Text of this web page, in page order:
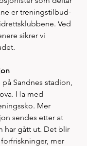
er treningstilbud-
Ved
sikrer vi
Sandnes stadion,
Ha med
Mer
sendes etter at
har gått ut. Det blir
mer